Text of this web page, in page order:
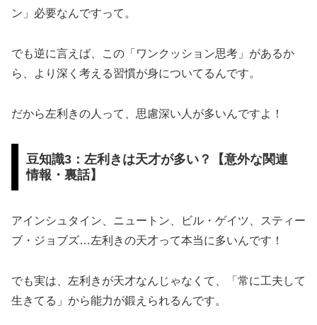
ン」必要なんですって。
でも逆に言えば、この「ワンクッション思考」があるか
ら、より深く考える習慣が身についてるんです。
だから左利きの人って、思慮深い人が多いんですよ！
豆知識3：左利きは天才が多い？【意外な関連
情報・裏話】
アインシュタイン、ニュートン、ビル・ゲイツ、スティー
ブ・ジョブズ…左利きの天才って本当に多いんです！
でも実は、左利きが天才なんじゃなくて、「常に工夫して
生きてる」から能力が鍛えられるんです。